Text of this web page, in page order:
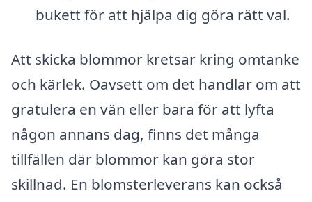
bukett för att hjälpa dig göra rätt val.
Att skicka blommor kretsar kring omtanke
och kärlek. Oavsett om det handlar om att
gratulera en vän eller bara för att lyfta
någon annans dag, finns det många
tillfällen där blommor kan göra stor
skillnad. En blomsterleverans kan också